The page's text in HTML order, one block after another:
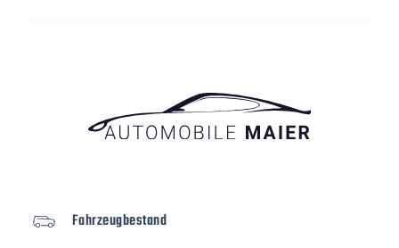
Fahrzeugbestand